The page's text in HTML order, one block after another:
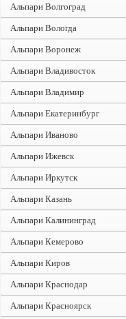
Альпари Волгоград
Альпари Вологда
Альпари Воронеж
Альпари Владивосток
Альпари Владимир
Альпари Екатеринбург
Альпари Иваново
Альпари Ижевск
Альпари Иркутск
Альпари Казань
Альпари Калининград
Альпари Кемерово
Альпари Киров
Альпари Краснодар
Альпари Красноярск